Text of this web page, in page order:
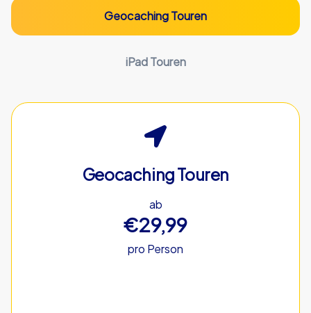
Geocaching Touren
iPad Touren
Geocaching Touren
ab
€29,99
pro Person